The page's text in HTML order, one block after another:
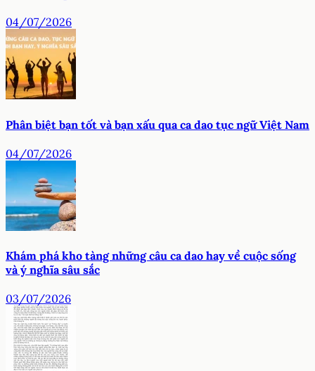
04/07/2026
Phân biệt bạn tốt và bạn xấu qua ca dao tục ngữ Việt Nam
04/07/2026
Khám phá kho tàng những câu ca dao hay về cuộc sống
và ý nghĩa sâu sắc
03/07/2026